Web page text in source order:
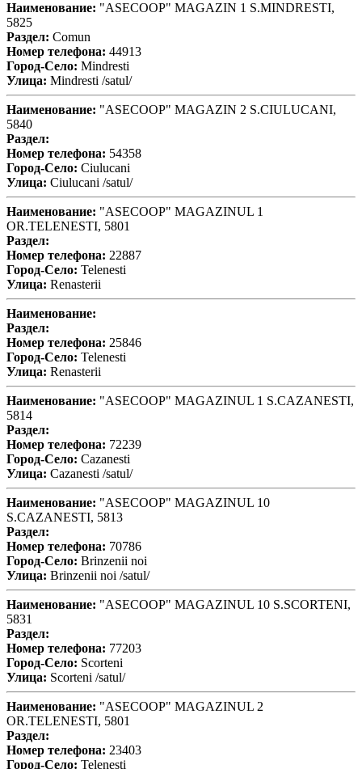
Наименование: "ASECOOP" MAGAZIN 1 S.MINDRESTI,
5825
Раздел: Comun
Номер телефона: 44913
Город-Село: Mindresti
Улица: Mindresti /satul/
Наименование: "ASECOOP" MAGAZIN 2 S.CIULUCANI,
5840
Раздел:
Номер телефона: 54358
Город-Село: Ciulucani
Улица: Ciulucani /satul/
Наименование: "ASECOOP" MAGAZINUL 1
OR.TELENESTI, 5801
Раздел:
Номер телефона: 22887
Город-Село: Telenesti
Улица: Renasterii
Наименование:
Раздел:
Номер телефона: 25846
Город-Село: Telenesti
Улица: Renasterii
Наименование: "ASECOOP" MAGAZINUL 1 S.CAZANESTI,
5814
Раздел:
Номер телефона: 72239
Город-Село: Cazanesti
Улица: Cazanesti /satul/
Наименование: "ASECOOP" MAGAZINUL 10
S.CAZANESTI, 5813
Раздел:
Номер телефона: 70786
Город-Село: Brinzenii noi
Улица: Brinzenii noi /satul/
Наименование: "ASECOOP" MAGAZINUL 10 S.SCORTENI,
5831
Раздел:
Номер телефона: 77203
Город-Село: Scorteni
Улица: Scorteni /satul/
Наименование: "ASECOOP" MAGAZINUL 2
OR.TELENESTI, 5801
Раздел:
Номер телефона: 23403
Город-Село: Telenesti